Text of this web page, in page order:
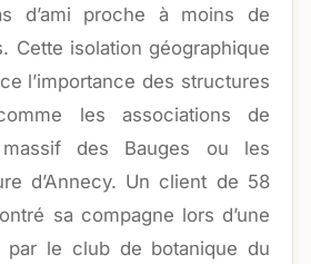
d’ami proche à moins de
Cette isolation géographique
l’importance des structures
les associations de
des Bauges ou les
d’Annecy. Un client de 58
sa compagne lors d’une
par le club de botanique du